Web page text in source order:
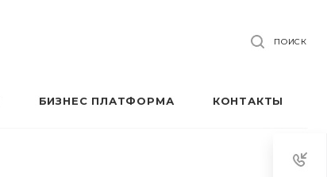
ПОИСК
БИЗНЕС ПЛАТФОРМА КОНТАКТЫ